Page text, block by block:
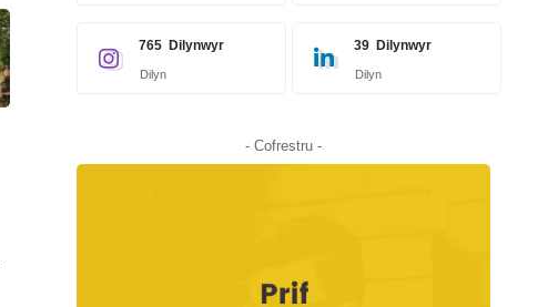
765 Dilynwyr
Dilyn
39 Dilynwyr
Dilyn
- Cofrestru -